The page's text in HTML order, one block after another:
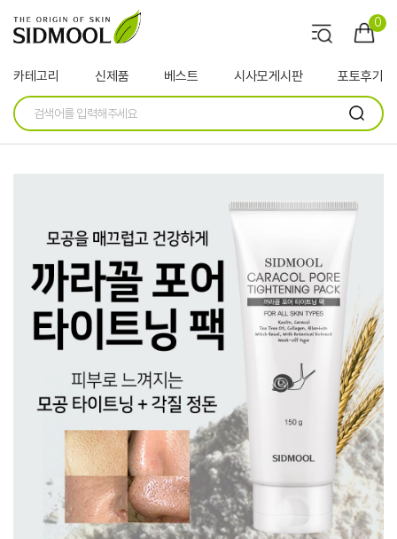
0
카테고리 신제품 베스트 시사모게시판 포토후기